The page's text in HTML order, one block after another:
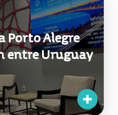
Porto Alegre
entre Uruguay